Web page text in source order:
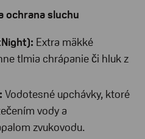
ochrana sluchu
Extra mäkké
tlmia chrápanie či hluk z
Vodotesné upchávky, ktoré
vody a
zvukovodu.